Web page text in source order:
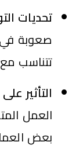
تحديات
صعوبة
تتناسب
التأثير
العمل
بعض